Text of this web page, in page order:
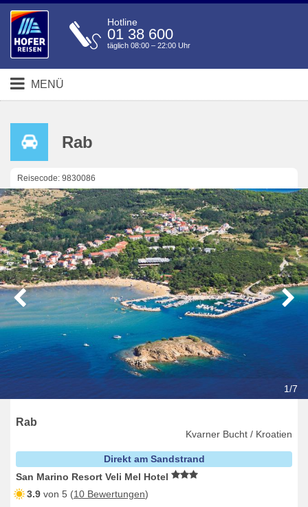
Hotline
01 38 600
täglich 08:00 – 22:00 Uhr
MENÜ
Rab
Reisecode: 9830086
1/7
Rab
Kvarner Bucht / Kroatien
Direkt am Sandstrand
San Marino Resort Veli Mel Hotel
3.9 von 5 (10 Bewertungen)